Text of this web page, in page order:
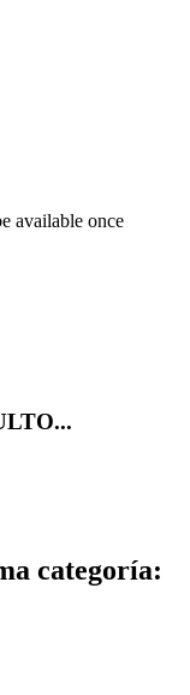
available once
categoría: